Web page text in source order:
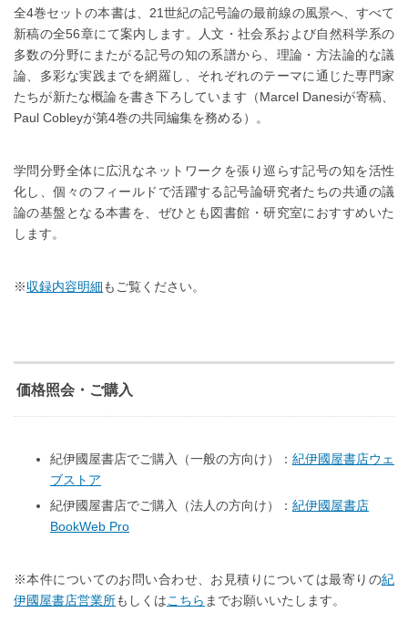
全4巻セットの本書は、21世紀の記号論の最前線の風景へ、すべて
新稿の全56章にて案内します。人文・社会系および自然科学系の
多数の分野にまたがる記号の知の系譜から、理論・方法論的な議
論、多彩な実践までを網羅し、それぞれのテーマに通じた専門家
たちが新たな概論を書き下ろしています（Marcel Danesiが寄稿、
Paul Cobleyが第4巻の共同編集を務める）。
学問分野全体に広汎なネットワークを張り巡らす記号の知を活性
化し、個々のフィールドで活躍する記号論研究者たちの共通の議
論の基盤となる本書を、ぜひとも図書館・研究室におすすめいた
します。
※収録内容明細もご覧ください。
価格照会・ご購入
紀伊國屋書店でご購入（一般の方向け）： 紀伊國屋書店ウェ
ブストア
紀伊國屋書店でご購入（法人の方向け）： 紀伊國屋書店
BookWeb Pro
※本件についてのお問い合わせ、お見積りについては最寄りの紀
伊國屋書店営業所もしくはこちら までお願いいたします。